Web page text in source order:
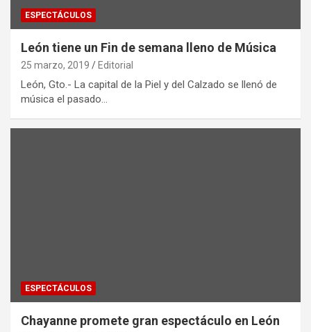
ESPECTÁCULOS
León tiene un Fin de semana lleno de Música
25 marzo, 2019 Editorial
León, Gto.- La capital de la Piel y del Calzado se llenó de
música el pasado…
ESPECTÁCULOS
Chayanne promete gran espectáculo en León